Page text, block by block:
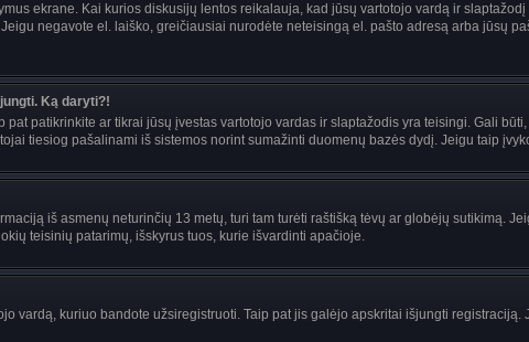
ekrane. Kai kurios diskusijų lentos reikalauja, kad jūsų vartotojo vardą ir
negavote el. laiško, greičiausiai nurodėte neteisingą el. pašto adresą arba jūsų
Ką daryti?!
patikrinkite ar tikrai jūsų įvestas vartotojo vardas ir slaptažodis yra teisingi. Gali
tiesiog pašalinami iš sistemos norint sumažinti duomenų bazės dydį. Jeigu taip
iš asmenų neturinčių 13 metų, turi tam turėti raštišką tėvų ar globėjų sutikimą.
teisinių patarimų, išskyrus tuos, kurie išvardinti apačioje.
vardą, kuriuo bandote užsiregistruoti. Taip pat jis galėjo apskritai išjungti